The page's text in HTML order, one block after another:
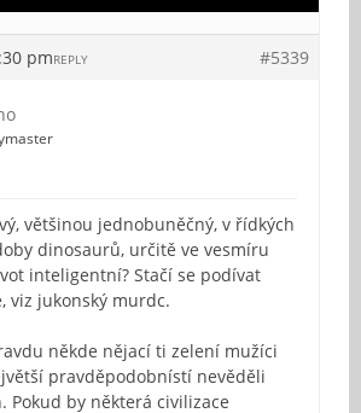
pm #5339
REPLY
většinou jednobuněčný, v řídkých
dinosaurů, určitě ve vesmíru
inteligentní? Stačí se podívat
viz jukonský murdc.
někde nějací ti zelení mužíci
pravděpodobnístí nevěděli
Pokud by některá civilizace